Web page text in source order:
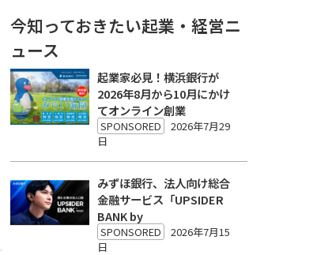
今知っておきたい起業・経営ニ
ュース
起業家必見！横浜銀行が
2026年8月から10月にかけ
てオンライン創業
SPONSORED
2026年7月29
日
みずほ銀行、法人向け総合
金融サービス「UPSIDER
BANK by
SPONSORED
2026年7月15
日